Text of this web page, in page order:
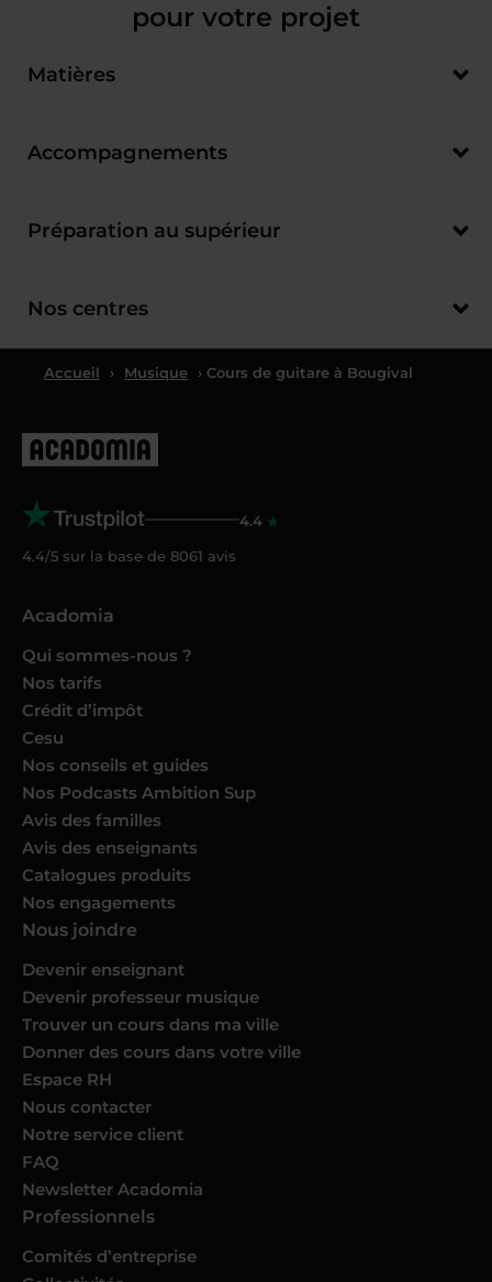
pour votre projet
Matières
Accompagnements
Préparation au supérieur
Nos centres
Accueil › Musique › Cours de guitare à Bougival
4.4
4.4/5 sur la base de 8061 avis
Acadomia
Qui sommes-nous ?
Nos tarifs
Crédit d’impôt
Cesu
Nos conseils et guides
Nos Podcasts Ambition Sup
Avis des familles
Avis des enseignants
Catalogues produits
Nos engagements
Nous joindre
Devenir enseignant
Devenir professeur musique
Trouver un cours dans ma ville
Donner des cours dans votre ville
Espace RH
Nous contacter
Notre service client
FAQ
Newsletter Acadomia
Professionnels
Comités d’entreprise